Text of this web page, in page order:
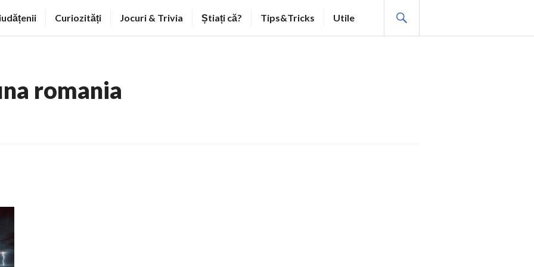
Curiozități Jocuri & Trivia Știați că? Tips&Tricks Utile
romania